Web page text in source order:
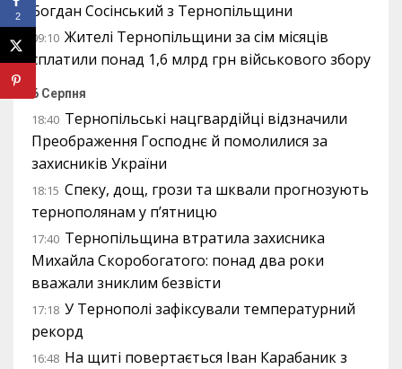
Богдан Сосінський з Тернопільщини
09:10 Жителі Тернопільщини за сім місяців
сплатили понад 1,6 млрд грн військового збору
6 Серпня
18:40 Тернопільські нацгвардійці відзначили
Преображення Господнє й помолилися за
захисників України
18:15 Спеку, дощ, грози та шквали прогнозують
тернополянам у п’ятницю
17:40 Тернопільщина втратила захисника
Михайла Скоробогатого: понад два роки
вважали зниклим безвісти
17:18 У Тернополі зафіксували температурний
рекорд
16:48 На щиті повертається Іван Карабаник з
2